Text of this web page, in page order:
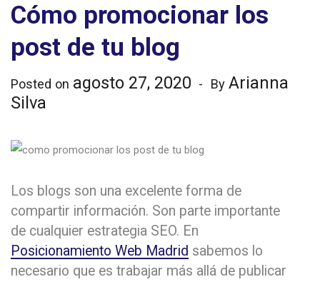
Cómo promocionar los
post de tu blog
Posted on agosto 27, 2020 By Arianna
Silva
Los blogs son una excelente forma de
compartir información. Son parte importante
de cualquier estrategia SEO. En
Posicionamiento Web Madrid sabemos lo
necesario que es trabajar más allá de publicar